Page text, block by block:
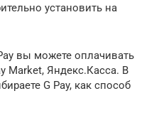
установить на
вы можете оплачивать
Market, Яндекс.Касса. В
G Pay, как способ